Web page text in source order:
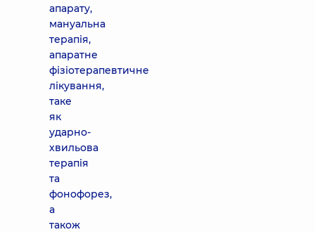
апарату,
мануальна
терапія,
апаратне
фізіотерапевтичне
лікування,
таке
як
ударно-
хвильова
терапія
та
фонофорез,
а
також